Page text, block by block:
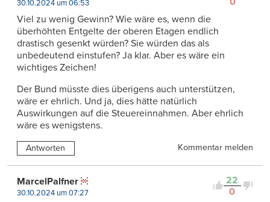
30.10.2024 um 06:53
Viel zu wenig Gewinn? Wie wäre es, wenn die
überhöhten Entgelte der oberen Etagen endlich
drastisch gesenkt würden? Sie würden das als
unbedeutend einstufen? Ja klar. Aber es wäre ein
wichtiges Zeichen!
Der Bund müsste dies überigens auch unterstützen,
wäre er ehrlich. Und ja, dies hätte natürlich
Auswirkungen auf die Steuereinnahmen. Aber ehrlich
wäre es wenigstens.
Antworten Kommentar melden
22
0
MarcelPalfner
30.10.2024 um 07:27